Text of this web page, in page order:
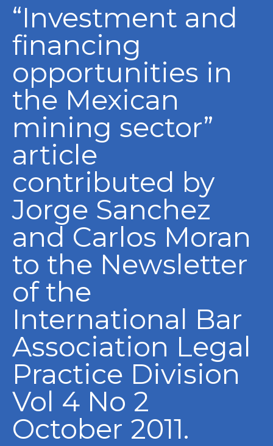
“Investment and
financing
opportunities in
the Mexican
mining sector”
article
contributed by
Jorge Sanchez
and Carlos Moran
to the Newsletter
of the
International Bar
Association Legal
Practice Division
Vol 4 No 2
October 2011.